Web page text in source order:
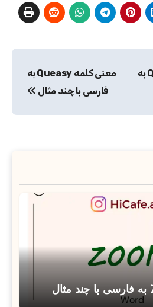
معنی کلمه Quality به
معنی کلمه Queasy به
فارسی با چند مثال